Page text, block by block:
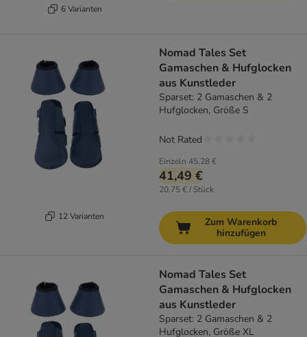
6 Varianten
12 Varianten
Nomad Tales Set
Gamaschen & Hufglocken
aus Kunstleder
Sparset: 2 Gamaschen & 2
Hufglocken, Größe S
Einzeln 45,28 €
41,49 €
20,75 € / Stück
Not Rated
Zum Warenkorb
hinzufügen
Nomad Tales Set
Gamaschen & Hufglocken
aus Kunstleder
Sparset: 2 Gamaschen & 2
Hufglocken, Größe XL